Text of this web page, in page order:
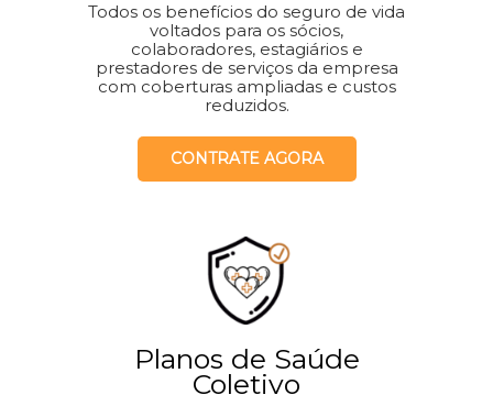
Todos os benefícios do seguro de vida
voltados para os sócios,
colaboradores, estagiários e
prestadores de serviços da empresa
com coberturas ampliadas e custos
reduzidos.
CONTRATE AGORA
Planos de Saúde
Coletivo